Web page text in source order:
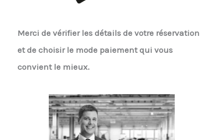
Merci de vérifier les détails de votre réservation
et de choisir le mode paiement qui vous
convient le mieux.